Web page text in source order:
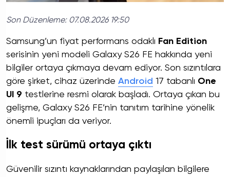
Son Düzenleme: 07.08.2026 19:50
Samsung’un fiyat performans odaklı Fan Edition
serisinin yeni modeli Galaxy S26 FE hakkında yeni
bilgiler ortaya çıkmaya devam ediyor. Son sızıntılara
göre şirket, cihaz üzerinde Android 17 tabanlı One
UI 9 testlerine resmi olarak başladı. Ortaya çıkan bu
gelişme, Galaxy S26 FE’nin tanıtım tarihine yönelik
önemli ipuçları da veriyor.
İlk test sürümü ortaya çıktı
Güvenilir sızıntı kaynaklarından paylaşılan bilgilere